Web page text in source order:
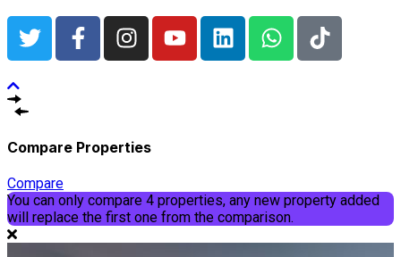
Compare Properties
Compare
You can only compare 4 properties, any new property added
will replace the first one from the comparison.